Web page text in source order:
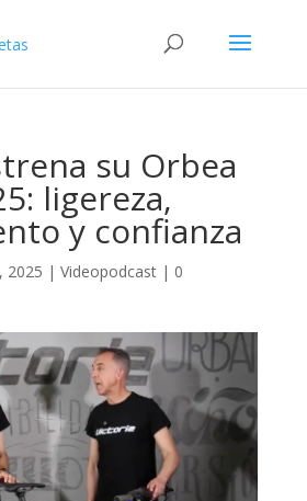
su Orbea
ligereza,
y confianza
2025 | Videopodcast| 0